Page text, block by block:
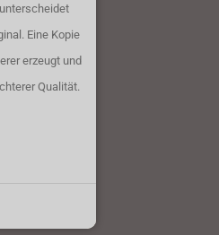
Eine Kopie
erzeugt und
Qualität.